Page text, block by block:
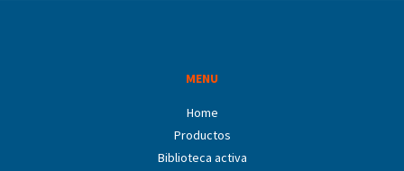
MENU
Home
Productos
Biblioteca activa